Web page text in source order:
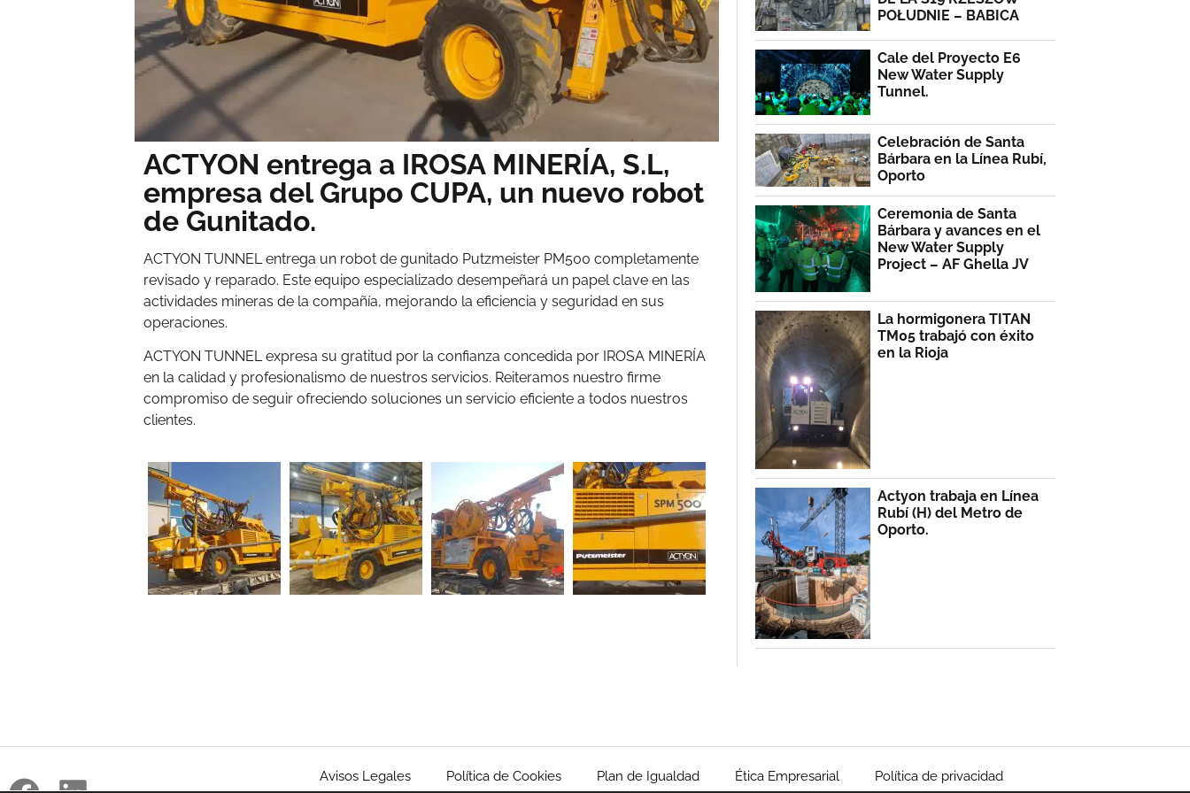
ACTYON entrega a IROSA MINERÍA, S.L,
empresa del Grupo CUPA, un nuevo robot
de Gunitado.
ACTYON TUNNEL entrega un robot de gunitado Putzmeister PM500 completamente
revisado y reparado. Este equipo especializado desempeñará un papel clave en las
actividades mineras de la compañía, mejorando la eficiencia y seguridad en sus
operaciones.
ACTYON TUNNEL expresa su gratitud por la confianza concedida por IROSA MINERÍA
en la calidad y profesionalismo de nuestros servicios. Reiteramos nuestro firme
compromiso de seguir ofreciendo soluciones un servicio eficiente a todos nuestros
clientes.
POŁUDNIE – BABICA
Cale del Proyecto E6
New Water Supply
Tunnel.
Celebración de Santa
Bárbara en la Línea Rubí,
Oporto
Ceremonia de Santa
Bárbara y avances en el
New Water Supply
Project – AF Ghella JV
La hormigonera TITAN
TM05 trabajó con éxito
en la Rioja
Actyon trabaja en Línea
Rubí (H) del Metro de
Oporto.
Avisos Legales Política de Cookies Plan de Igualdad Ética Empresarial Política de privacidad